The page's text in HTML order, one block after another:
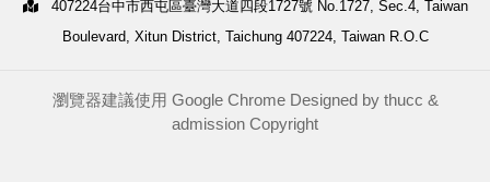
407224台中市西屯區臺灣大道四段1727號 No.1727, Sec.4, Taiwan
Boulevard, Xitun District, Taichung 407224, Taiwan R.O.C
瀏覽器建議使用 Google Chrome Designed by thucc &
admission Copyright